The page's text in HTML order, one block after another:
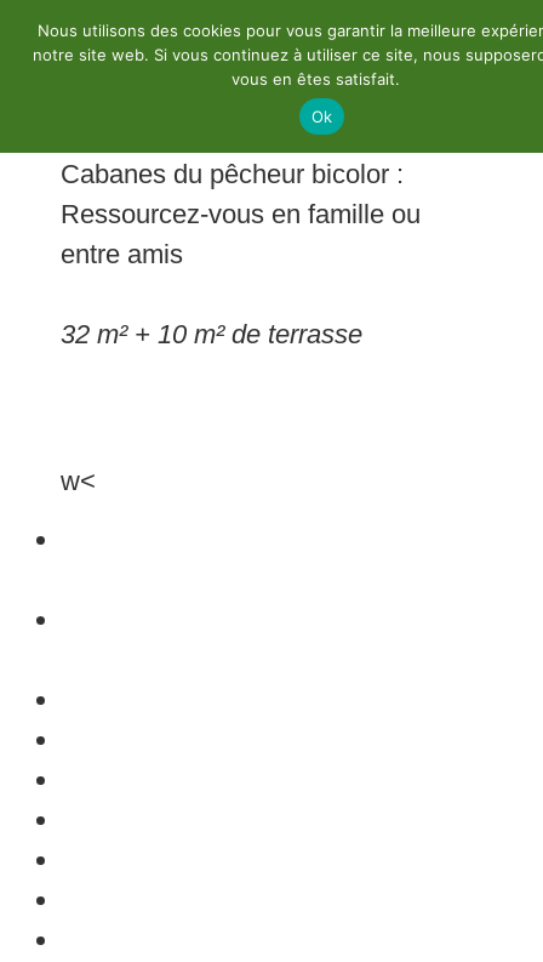
Cabanes du pêcheur bicolor :
Ressourcez-vous en famille ou
entre amis
32 m² + 10 m² de terrasse
w<
Nous utilisons des cookies pour vous garantir la meilleure
notre site web. Si vous continuez à utiliser ce site, nous
vous en êtes satisfait.
Ok